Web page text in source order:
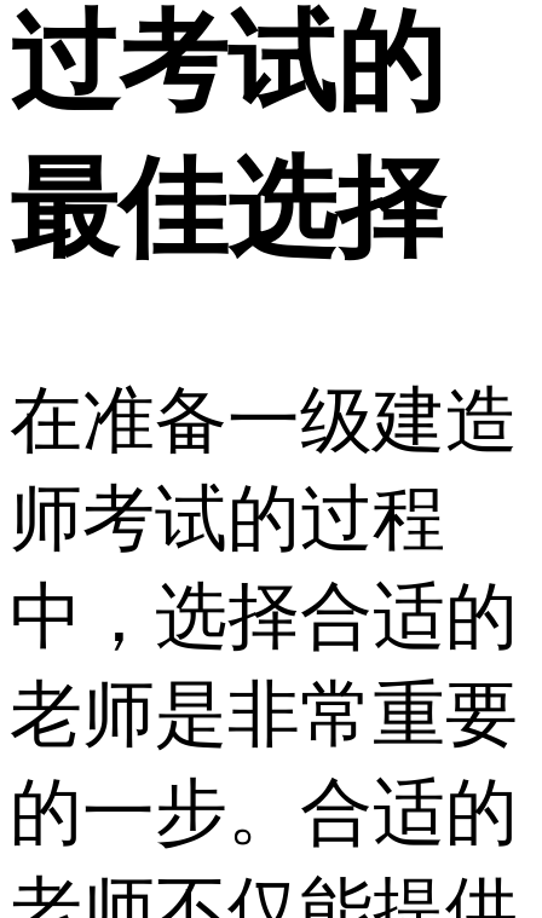
过考试的
最佳选择
在准备一级建造
师考试的过程
中，选择合适的
老师是非常重要
的一步。合适的